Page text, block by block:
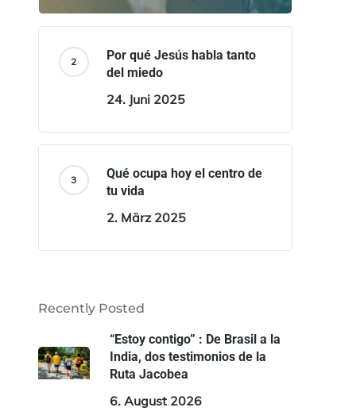
Por qué Jesús habla tanto
del miedo
24. Juni 2025
Qué ocupa hoy el centro de
tu vida
2. März 2025
Recently Posted
“Estoy contigo” : De Brasil a la
India, dos testimonios de la
Ruta Jacobea
6. August 2026